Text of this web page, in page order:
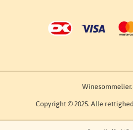
Copyright © 2025. Alle